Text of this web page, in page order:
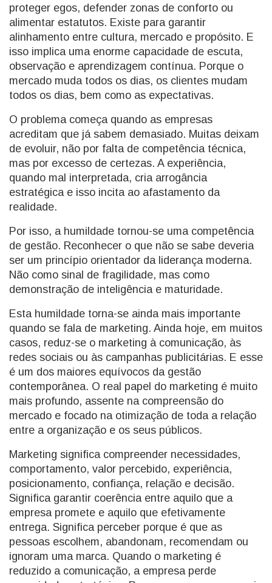
proteger egos, defender zonas de conforto ou
alimentar estatutos. Existe para garantir
alinhamento entre cultura, mercado e propósito. E
isso implica uma enorme capacidade de escuta,
observação e aprendizagem contínua. Porque o
mercado muda todos os dias, os clientes mudam
todos os dias, bem como as expectativas.
O problema começa quando as empresas
acreditam que já sabem demasiado. Muitas deixam
de evoluir, não por falta de competência técnica,
mas por excesso de certezas. A experiência,
quando mal interpretada, cria arrogância
estratégica e isso incita ao afastamento da
realidade.
Por isso, a humildade tornou-se uma competência
de gestão. Reconhecer o que não se sabe deveria
ser um princípio orientador da liderança moderna.
Não como sinal de fragilidade, mas como
demonstração de inteligência e maturidade.
Esta humildade torna-se ainda mais importante
quando se fala de marketing. Ainda hoje, em muitos
casos, reduz-se o marketing à comunicação, às
redes sociais ou às campanhas publicitárias. E esse
é um dos maiores equívocos da gestão
contemporânea. O real papel do marketing é muito
mais profundo, assente na compreensão do
mercado e focado na otimização de toda a relação
entre a organização e os seus públicos.
Marketing significa compreender necessidades,
comportamento, valor percebido, experiência,
posicionamento, confiança, relação e decisão.
Significa garantir coerência entre aquilo que a
empresa promete e aquilo que efetivamente
entrega. Significa perceber porque é que as
pessoas escolhem, abandonam, recomendam ou
ignoram uma marca. Quando o marketing é
reduzido a comunicação, a empresa perde